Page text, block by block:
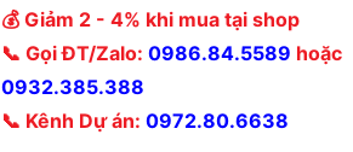
💰 Giảm 2 - 4% khi mua tại shop
📞 Gọi ĐT/Zalo: 0986.84.5589 hoặc
0932.385.388
📞 Kênh Dự án: 0972.80.6638